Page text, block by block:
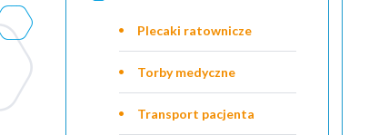
Plecaki ratownicze
Torby medyczne
Transport pacjenta